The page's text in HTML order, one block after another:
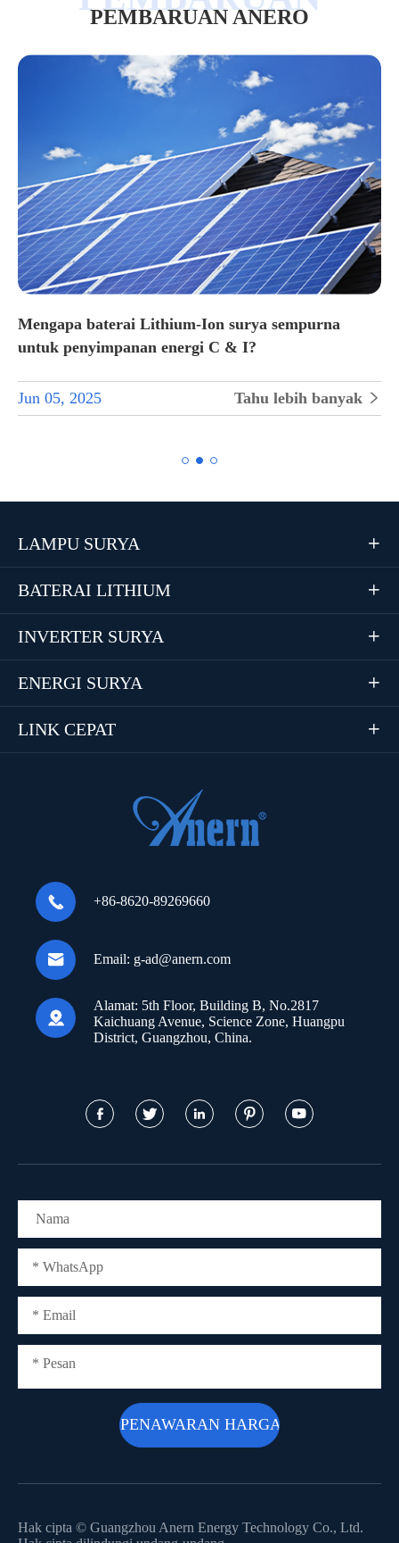
PEMBARUAN ANERO
Mengapa baterai Lithium-Ion surya sempurna
untuk penyimpanan energi C & I?
Jun 05, 2025 Tahu lebih banyak 
LAMPU SURYA 
BATERAI LITHIUM 
INVERTER SURYA 
ENERGI SURYA 
LINK CEPAT 
 +86-8620-89269660
 Email: g-ad@anern.com

Alamat: 5th Floor, Building B, No.2817
Kaichuang Avenue, Science Zone, Huangpu
District, Guangzhou, China.
    
Hak cipta © Guangzhou Anern Energy Technology Co., Ltd.